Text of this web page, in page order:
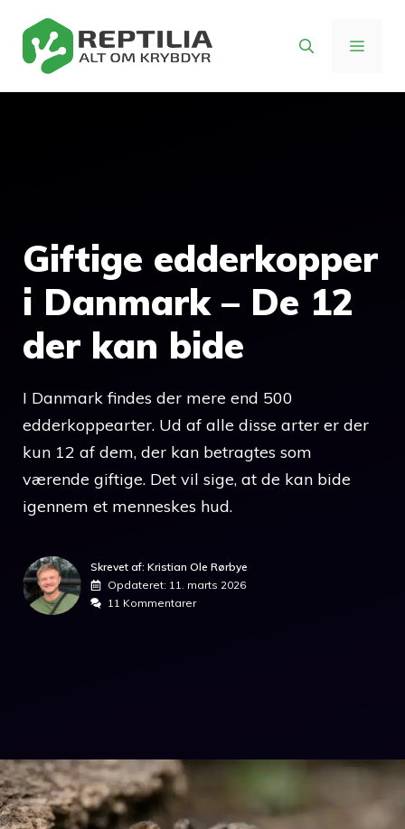
indhold
MENU
Giftige edderkopper
i Danmark – De 12
der kan bide
I Danmark findes der mere end 500
edderkoppearter. Ud af alle disse arter er der
kun 12 af dem, der kan betragtes som
værende giftige. Det vil sige, at de kan bide
igennem et menneskes hud.
Skrevet af: Kristian Ole Rørbye
Opdateret: 11. marts 2026
11 Kommentarer